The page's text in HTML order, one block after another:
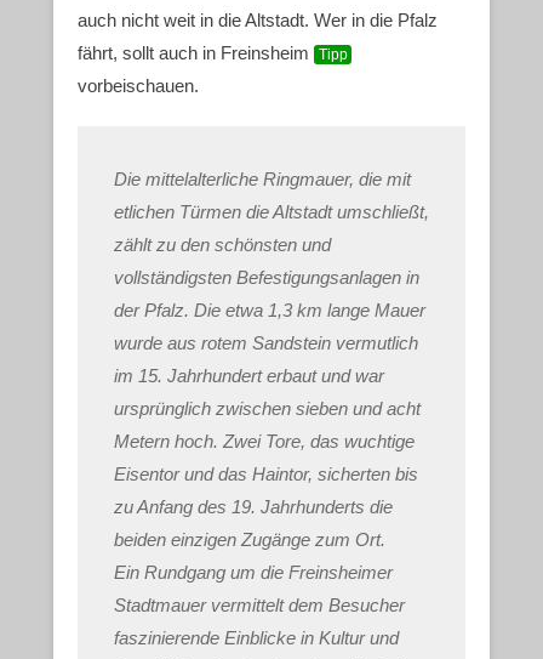
auch nicht weit in die Altstadt. Wer in die Pfalz
fährt, sollt auch in Freinsheim
Tipp
vorbeischauen.
Die mittelalterliche Ringmauer, die mit
etlichen Türmen die Altstadt umschließt,
zählt zu den schönsten und
vollständigsten Befestigungsanlagen in
der Pfalz. Die etwa 1,3 km lange Mauer
wurde aus rotem Sandstein vermutlich
im 15. Jahrhundert erbaut und war
ursprünglich zwischen sieben und acht
Metern hoch. Zwei Tore, das wuchtige
Eisentor und das Haintor, sicherten bis
zu Anfang des 19. Jahrhunderts die
beiden einzigen Zugänge zum Ort.
Ein Rundgang um die Freinsheimer
Stadtmauer vermittelt dem Besucher
faszinierende Einblicke in Kultur und